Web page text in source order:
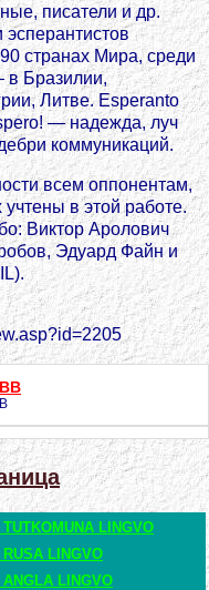
писатели и др.
странах Мира, среди
в Бразилии,
Литве. Esperanto
— надежда, луч
коммуникаций.
всем оппонентам,
учтены в этой работе.
Виктор Аролович
Эдуард Файн и
TUTKOMUNA LINGVO
RUSA LINGVO
ANGLA LINGVO